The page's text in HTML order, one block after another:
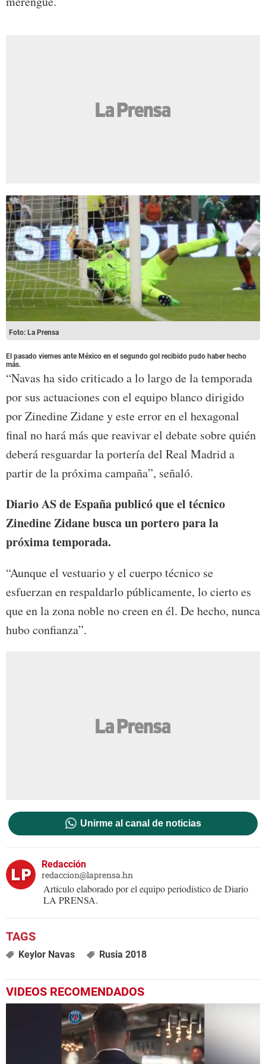
Foto: La Prensa
El pasado viernes ante México en el segundo gol recibido pudo haber hecho
más.
“Navas ha sido criticado a lo largo de la temporada
por sus actuaciones con el equipo blanco dirigido
por Zinedine Zidane y este error en el hexagonal
final no hará más que reavivar el debate sobre quién
deberá resguardar la portería del Real Madrid a
partir de la próxima campaña”, señaló.
Diario AS de España publicó que el técnico
Zinedine Zidane busca un portero para la
próxima temporada.
“Aunque el vestuario y el cuerpo técnico se
esfuerzan en respaldarlo públicamente, lo cierto es
que en la zona noble no creen en él. De hecho, nunca
hubo confianza”.
Unirme al canal de noticias
Redacción
redaccion@laprensa.hn
Artículo elaborado por el equipo periodístico de Diario
LA PRENSA.
Keylor Navas Rusia 2018
VIDEOS RECOMENDADOS